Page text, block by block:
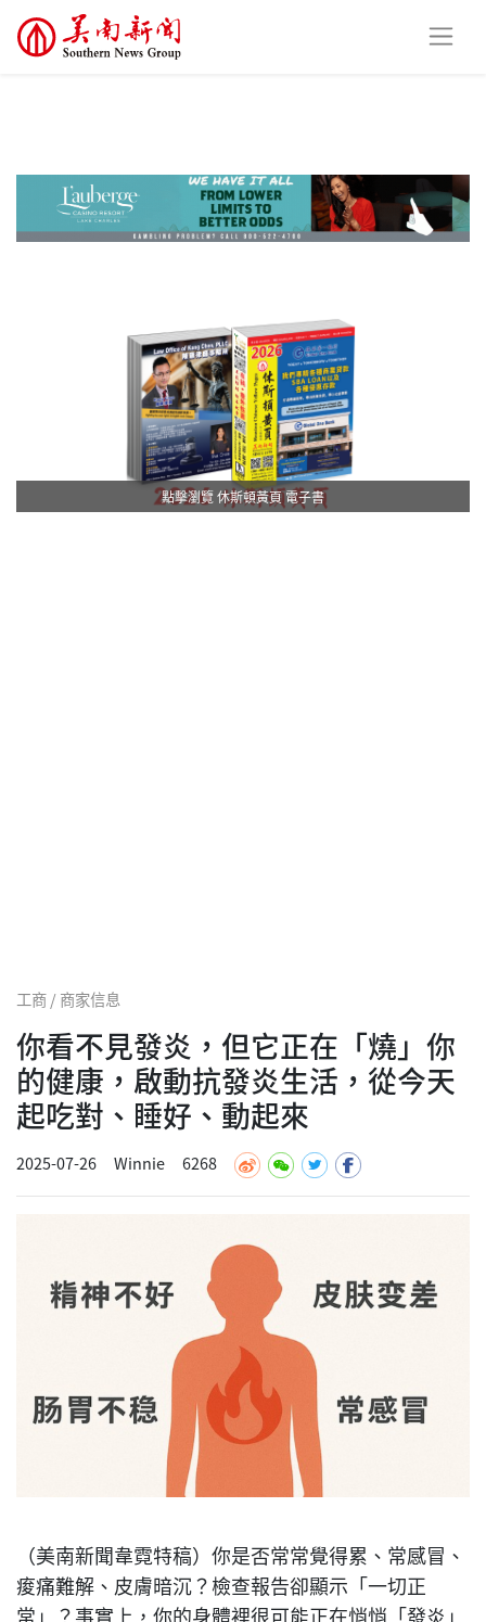
點擊瀏覽 休斯頓黃頁 電子書
工商 / 商家信息
你看不見發炎，但它正在「燒」你
的健康，啟動抗發炎生活，從今天
起吃對、睡好、動起來
2025-07-26 Winnie 6268
（美南新聞韋霓特稿）你是否常常覺得累、常感冒、
痠痛難解、皮膚暗沉？檢查報告卻顯示「一切正
常」？事實上，你的身體裡很可能正在悄悄「發炎」